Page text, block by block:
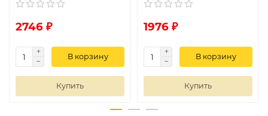
2746 ₽
В корзину
Купить
1976 ₽
В корзину
Купить